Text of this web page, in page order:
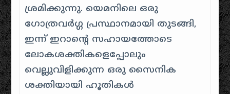
ശ്രമിക്കുന്നു. യെമനിലെ ഒരു
ഗോത്രവർഗ്ഗ പ്രസ്ഥാനമായി തുടങ്ങി,
ഇന്ന് ഇറാന്റെ സഹായത്തോടെ
ലോകശക്തികളെപ്പോലും
വെല്ലുവിളിക്കുന്ന ഒരു സൈനിക
ശക്തിയായി ഹൂതികൾ